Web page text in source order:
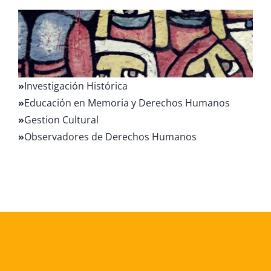
»Investigación Histórica
»Educación en Memoria y Derechos Humanos
»Gestion Cultural
»Observadores de Derechos Humanos